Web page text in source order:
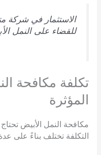
الاستثمار في شركة
للقضاء على النمل
تكلفة مكافحة
المؤثرة
مكافحة النمل الأبيض
التكلفة تختلف بناءً على